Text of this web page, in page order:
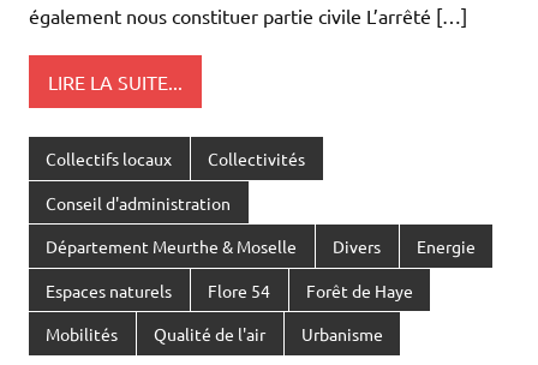
également nous constituer partie civile L’arrêté […]
LIRE LA SUITE...
Collectifs locaux Collectivités
Conseil d'administration
Département Meurthe & Moselle Divers Energie
Espaces naturels Flore 54 Forêt de Haye
Mobilités Qualité de l'air Urbanisme